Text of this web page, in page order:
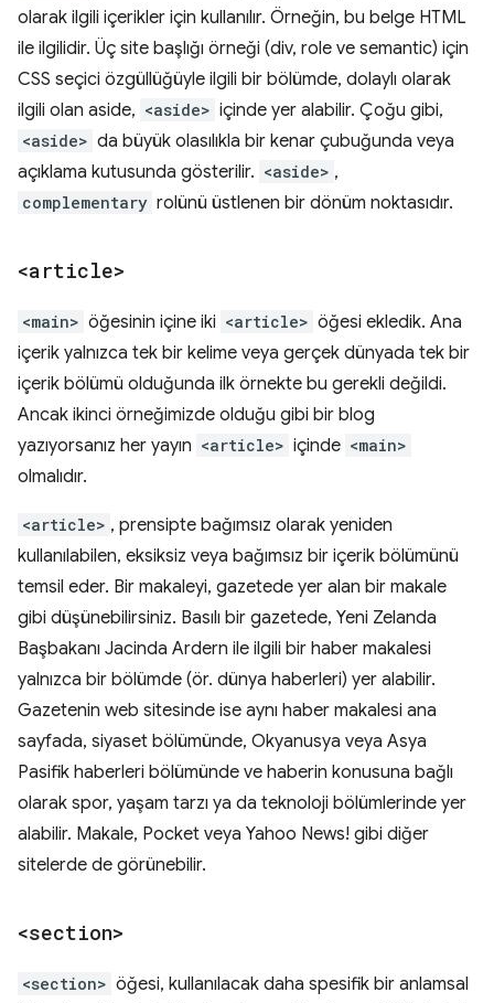
olarak ilgili içerikler için kullanılır. Örneğin, bu belge HTML
ile ilgilidir. Üç site başlığı örneği (div, role ve semantic) için
CSS seçici özgüllüğüyle ilgili bir bölümde, dolaylı olarak
ilgili olan aside, <aside> içinde yer alabilir. Çoğu gibi,
<aside> da büyük olasılıkla bir kenar çubuğunda veya
açıklama kutusunda gösterilir. <aside> ,
complementary rolünü üstlenen bir dönüm noktasıdır.
<article>
<main> öğesinin içine iki <article> öğesi ekledik. Ana
içerik yalnızca tek bir kelime veya gerçek dünyada tek bir
içerik bölümü olduğunda ilk örnekte bu gerekli değildi.
Ancak ikinci örneğimizde olduğu gibi bir blog
yazıyorsanız her yayın <article> içinde <main>
olmalıdır.
<article> , prensipte bağımsız olarak yeniden
kullanılabilen, eksiksiz veya bağımsız bir içerik bölümünü
temsil eder. Bir makaleyi, gazetede yer alan bir makale
gibi düşünebilirsiniz. Basılı bir gazetede, Yeni Zelanda
Başbakanı Jacinda Ardern ile ilgili bir haber makalesi
yalnızca bir bölümde (ör. dünya haberleri) yer alabilir.
Gazetenin web sitesinde ise aynı haber makalesi ana
sayfada, siyaset bölümünde, Okyanusya veya Asya
Pasifik haberleri bölümünde ve haberin konusuna bağlı
olarak spor, yaşam tarzı ya da teknoloji bölümlerinde yer
alabilir. Makale, Pocket veya Yahoo News! gibi diğer
sitelerde de görünebilir.
<section>
<section> öğesi, kullanılacak daha spesifik bir anlamsal